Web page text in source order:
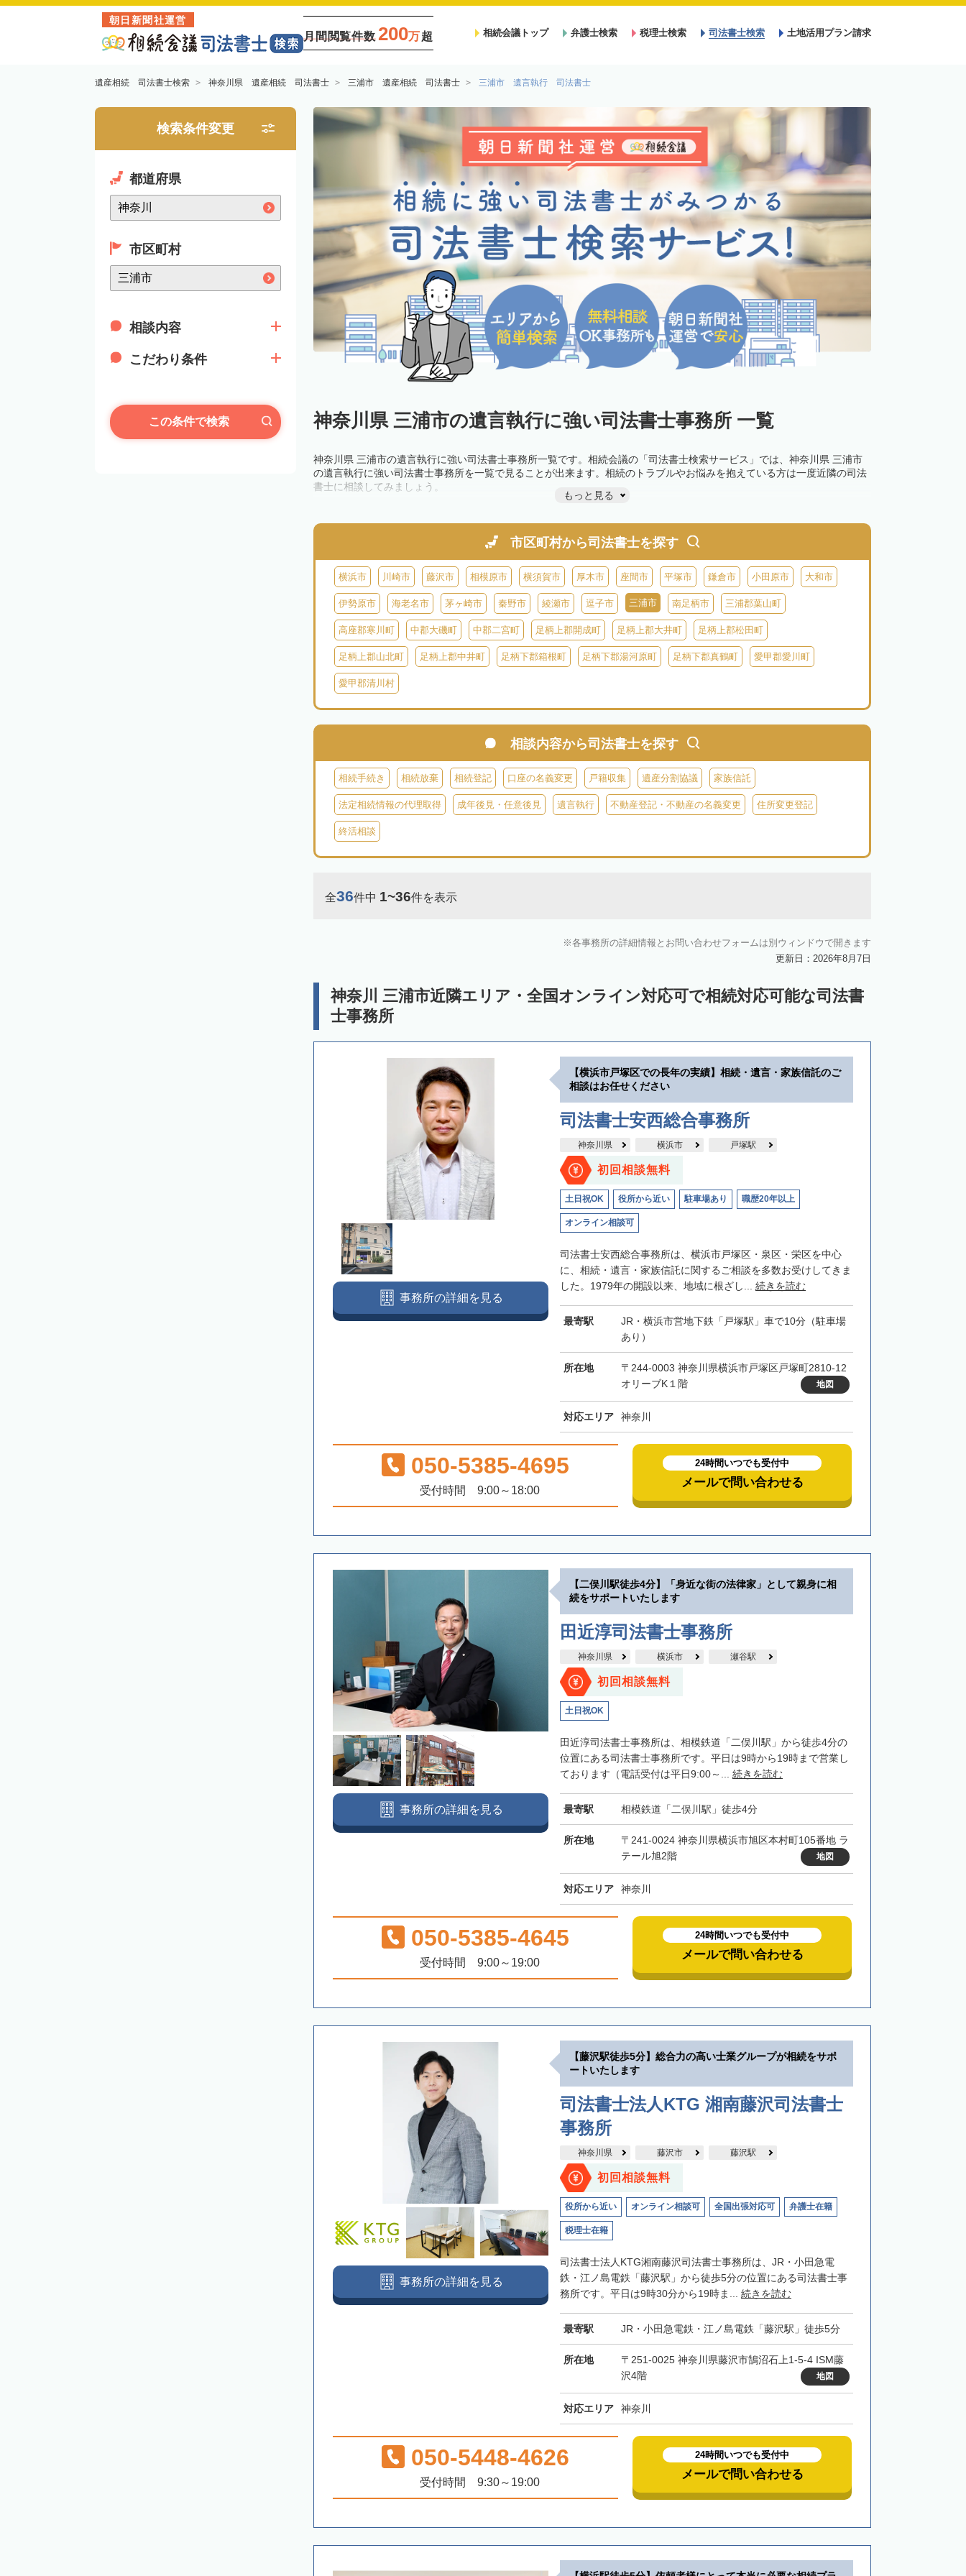
朝日新聞社運営
月間閲覧件数 200万超 相続会議トップ 弁護士検索 税理士検索 司法書士検索 土地活用プラン請求
遺産相続 司法書士検索 神奈川県 遺産相続 司法書士 三浦市 遺産相続 司法書士 三浦市 遺言執行 司法書士
検索条件変更
都道府県
市区町村
相談内容
こだわり条件
この条件で検索 神奈川県 三浦市の遺言執行に強い司法書士事務所 一覧
神奈川県 三浦市の遺言執行に強い司法書士事務所一覧です。相続会議の「司法書士検索サービス」では、神奈川県 三浦市
の遺言執行に強い司法書士事務所を一覧で見ることが出来ます。相続のトラブルやお悩みを抱えている方は一度近隣の司法
書士に相談してみましょう。
もっと見る
市区町村から司法書士を探す
横浜市 川崎市 藤沢市 相模原市 横須賀市 厚木市 座間市 平塚市 鎌倉市 小田原市 大和市
伊勢原市 海老名市 茅ヶ崎市 秦野市 綾瀬市 逗子市 三浦市 南足柄市 三浦郡葉山町
高座郡寒川町 中郡大磯町 中郡二宮町 足柄上郡開成町 足柄上郡大井町 足柄上郡松田町
足柄上郡山北町 足柄上郡中井町 足柄下郡箱根町 足柄下郡湯河原町 足柄下郡真鶴町 愛甲郡愛川町
愛甲郡清川村
相談内容から司法書士を探す
相続手続き 相続放棄 相続登記 口座の名義変更 戸籍収集 遺産分割協議 家族信託
法定相続情報の代理取得 成年後見・任意後見 遺言執行 不動産登記・不動産の名義変更 住所変更登記
終活相談
全36件中 1~36件を表示
各事務所の詳細情報とお問い合わせフォームは別ウィンドウで開きます
更新日：2026年8月7日
神奈川 三浦市近隣エリア・全国オンライン対応可で相続対応可能な司法書
士事務所
【横浜市戸塚区での長年の実績】相続・遺言・家族信託のご
相談はお任せください
司法書士安西総合事務所
神奈川県 横浜市 戸塚駅
初回相談無料
土日祝OK 役所から近い 駐車場あり 職歴20年以上
オンライン相談可
司法書士安西総合事務所は、横浜市戸塚区・泉区・栄区を中心
に、相続・遺言・家族信託に関するご相談を多数お受けしてきま
した。1979年の開設以来、地域に根ざし... 続きを読む
最寄駅
JR・横浜市営地下鉄「戸塚駅」車で10分（駐車場
あり）
所在地
〒244-0003 神奈川県横浜市戸塚区戸塚町2810-12
オリーブK１階
地図
対応エリア 神奈川
事務所の詳細を見る
050-5385-4695
受付時間 9:00～18:00
24時間いつでも受付中
メールで問い合わせる
【二俣川駅徒歩4分】「身近な街の法律家」として親身に相
続をサポートいたします
田近淳司法書士事務所
神奈川県 横浜市 瀬谷駅
初回相談無料
土日祝OK
田近淳司法書士事務所は、相模鉄道「二俣川駅」から徒歩4分の
位置にある司法書士事務所です。平日は9時から19時まで営業し
ております（電話受付は平日9:00～... 続きを読む
最寄駅 相模鉄道「二俣川駅」徒歩4分
所在地
〒241-0024 神奈川県横浜市旭区本村町105番地 ラ
テール旭2階
地図
対応エリア 神奈川
事務所の詳細を見る
050-5385-4645
受付時間 9:00～19:00
24時間いつでも受付中
メールで問い合わせる
【藤沢駅徒歩5分】総合力の高い士業グループが相続をサポ
ートいたします
司法書士法人KTG 湘南藤沢司法書士
事務所
神奈川県 藤沢市 藤沢駅
初回相談無料
役所から近い オンライン相談可 全国出張対応可 弁護士在籍
税理士在籍
司法書士法人KTG湘南藤沢司法書士事務所は、JR・小田急電
鉄・江ノ島電鉄「藤沢駅」から徒歩5分の位置にある司法書士事
務所です。平日は9時30分から19時ま... 続きを読む
最寄駅 JR・小田急電鉄・江ノ島電鉄「藤沢駅」徒歩5分
所在地
〒251-0025 神奈川県藤沢市鵠沼石上1-5-4 ISM藤
沢4階
地図
対応エリア 神奈川
事務所の詳細を見る
050-5448-4626
受付時間 9:30～19:00
24時間いつでも受付中
メールで問い合わせる